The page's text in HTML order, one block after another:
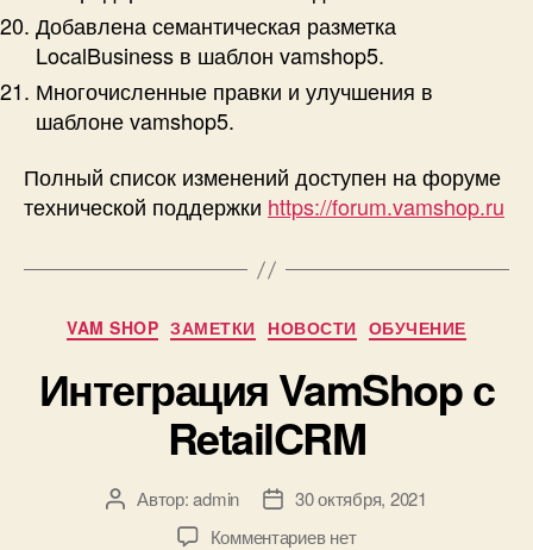
Добавлена семантическая разметка
LocalBusiness в шаблон vamshop5.
Многочисленные правки и улучшения в
шаблоне vamshop5.
Полный список изменений доступен на форуме
технической поддержки https://forum.vamshop.ru
Рубрики
VAM SHOP ЗАМЕТКИ НОВОСТИ ОБУЧЕНИЕ
Интеграция VamShop с
RetailCRM
АвторАвтор:admin
Дата30 октября, 2021
Комментариевк
нет